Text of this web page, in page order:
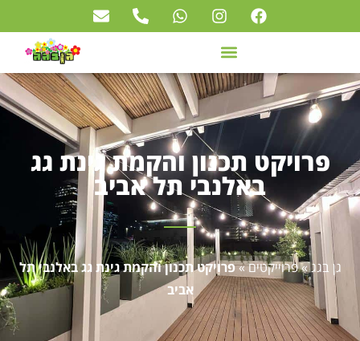
פרויקט תכנון והקמת גינת גג
באלנבי תל אביב
גן בגג»פרוייקטים»פרויקט תכנון והקמת גינת גג באלנבי תל
אביב